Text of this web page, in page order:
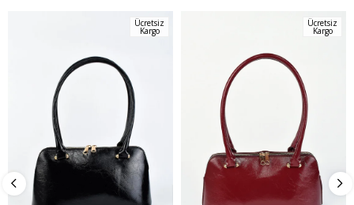
Ücretsiz
Kargo
Ücretsiz
Kargo